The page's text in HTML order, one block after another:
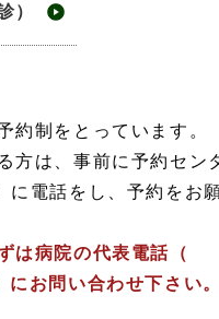
）
約制をとっています。
方は、事前に予約セン
に電話をし、予約をお
は病院の代表電話（
にお問い合わせ下さい。